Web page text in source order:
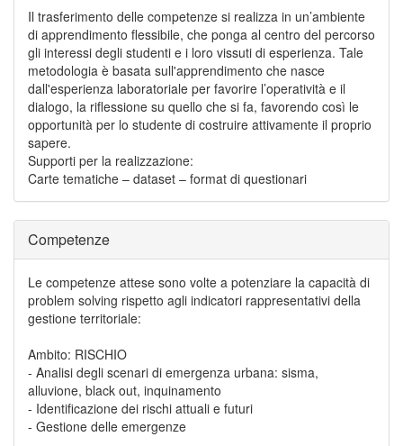
Il trasferimento delle competenze si realizza in un’ambiente
di apprendimento flessibile, che ponga al centro del percorso
gli interessi degli studenti e i loro vissuti di esperienza. Tale
metodologia è basata sull'apprendimento che nasce
dall'esperienza laboratoriale per favorire l’operatività e il
dialogo, la riflessione su quello che si fa, favorendo così le
opportunità per lo studente di costruire attivamente il proprio
sapere.
Supporti per la realizzazione:
Carte tematiche – dataset – format di questionari
Competenze
Le competenze attese sono volte a potenziare la capacità di
problem solving rispetto agli indicatori rappresentativi della
gestione territoriale:
Ambito: RISCHIO
- Analisi degli scenari di emergenza urbana: sisma,
alluvione, black out, inquinamento
- Identificazione dei rischi attuali e futuri
- Gestione delle emergenze